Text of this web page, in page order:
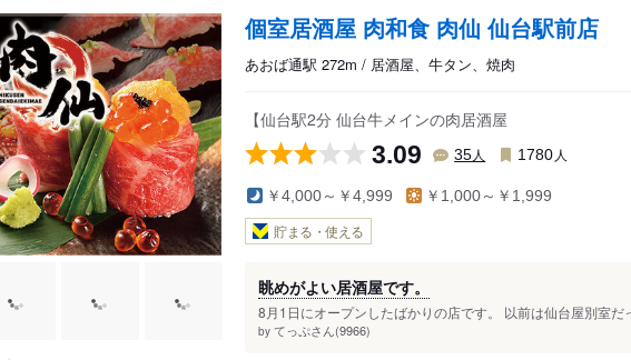
個室居酒屋 肉和食 肉仙 仙台駅前店
あおば通駅 272m / 居酒屋、牛タン、焼肉
【仙台駅2分 仙台牛メインの肉居酒屋
3.09 35人 1780 人
￥4,000～￥4,999 ￥1,000～￥1,999
貯まる・使える
眺めがよい居酒屋です。
8月1日にオープンしたばかりの店です。 以前は仙台屋別室だ
by てっぷさん(9966)